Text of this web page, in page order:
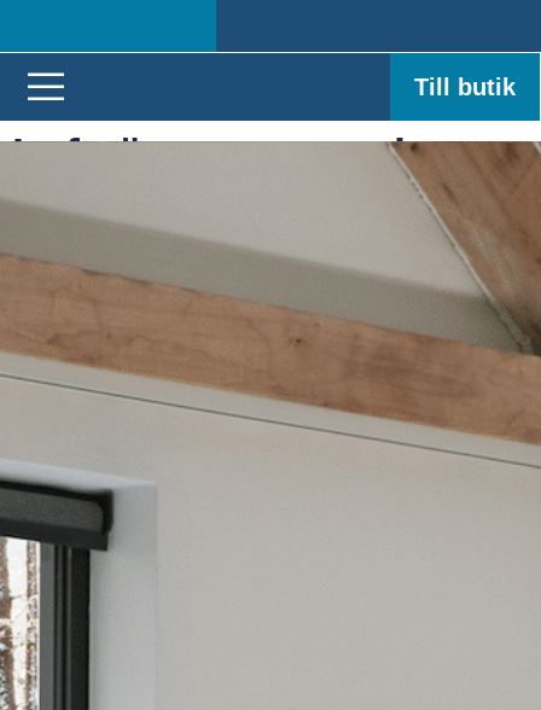
Till butik
Luftvärmepumpar i
Kramfors